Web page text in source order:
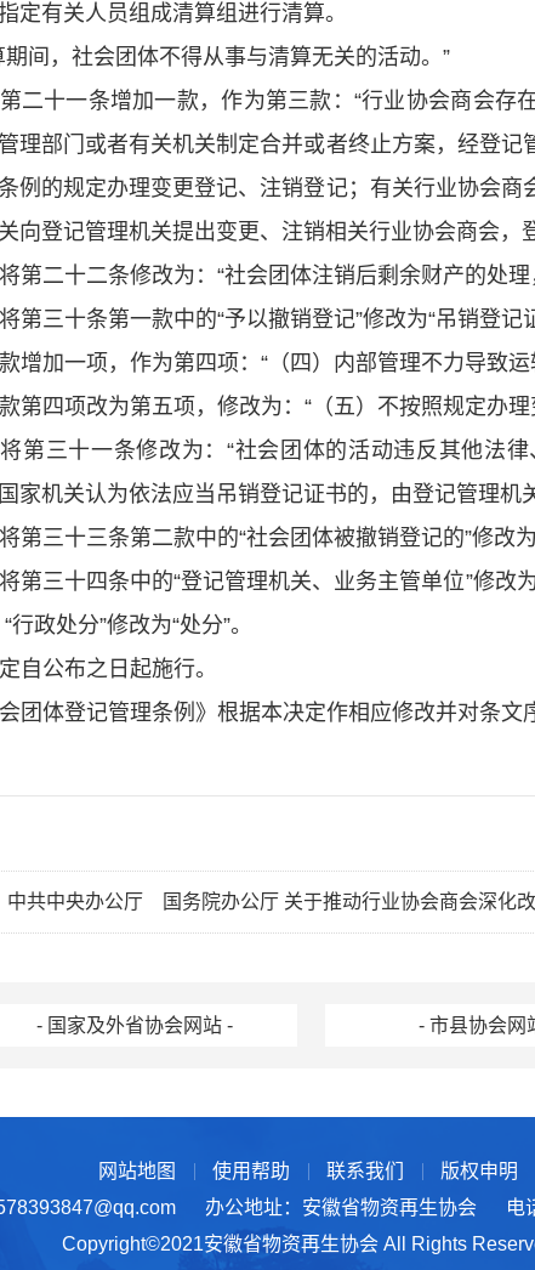
定有关人员组成清算组进行清算。
期间，社会团体不得从事与清算无关的活动。 ”
第二十一条增加一款，作为第三款： “行业协会商会存
理部门或者有关机关制定合并或者终止方案，经登
例的规定办理变更登记、注销登记；有关行业协会商
向登记管理机关提出变更、注销相关行业协会商会，
将第二十二条修改为： “社会团体注销后剩余财产的处理
将第三十条第一款中的“予以撤销登记”修改为“吊销登记
增加一项，作为第四项： “（四）内部管理不力导致
第四项改为第五项，修改为： “（五）不按照规定办
将第三十一条修改为： “社会团体的活动违反其他法
家机关认为依法应当吊销登记证书的，由登记管理机
将第三十三条第二款中的“社会团体被撤销登记的”修改为
将第三十四条中的“登记管理机关、业务主管单位”修改
“行政处分”修改为“处分”。
自公布之日起施行。
会团体登记管理条例》根据本决定作相应修改并对条文
中共中央办公厅 国务院办公厅 关于推动行业协会商会深化
- 国家及外省协会网站 - - 市县协会网
网站地图 使用帮助 联系我们
版权申明
办公地址：安徽省物资再生协会
电
Copyright©2021安徽省物资再生协会 All Rights